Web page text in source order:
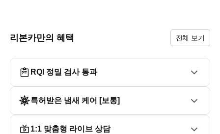
프레스티지 트림부터 후측방 충돌방지 보조, 후방 교차충돌
방지 보조, 안전 하차 보조, 후석 승객 알림 등이 기본 적용
가죽시트, 전동·열선·통풍 시트(옵션 구성에 따라 상이), 넉
■넓은 적재공간
캠핑, 골프, 차박 등 다양한 레저 활동에 적합하며 짐을 싣고
내리기 편리합니다.
■ 승차감
리본카만의 혜택 전체 보기
RQI 정밀 검사 통과
특허받은 냄새 케어 [보통]
1:1 맞춤형 라이브 상담